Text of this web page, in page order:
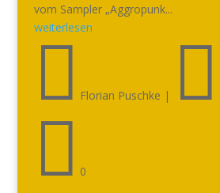
vom Sampler „Aggropunk...
weiterlesen
 Florian Puschke | 
 0